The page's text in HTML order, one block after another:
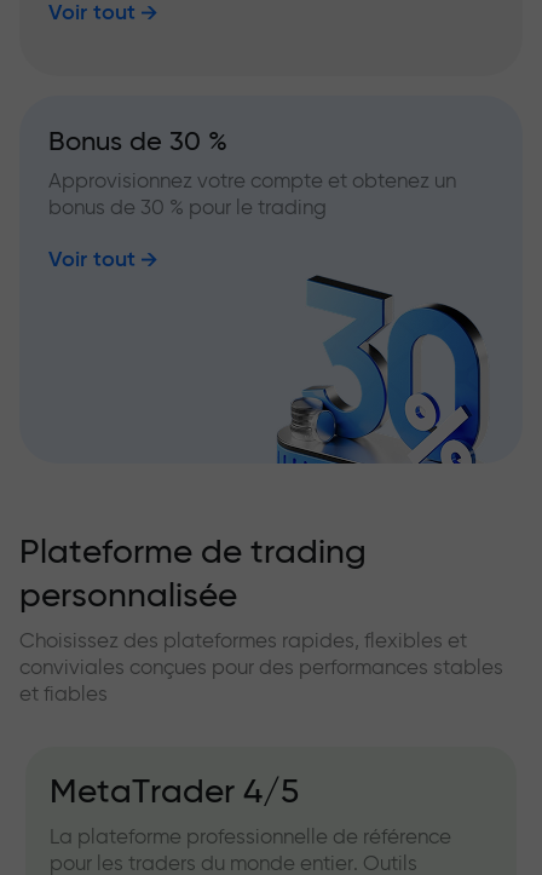
Voir tout
Bonus de 30 %
Approvisionnez votre compte et obtenez un
bonus de 30 % pour le trading
Voir tout
Plateforme de trading
personnalisée
Choisissez des plateformes rapides, flexibles et
conviviales conçues pour des performances stables
et fiables
MetaTrader 4/5
La plateforme professionnelle de référence
pour les traders du monde entier. Outils